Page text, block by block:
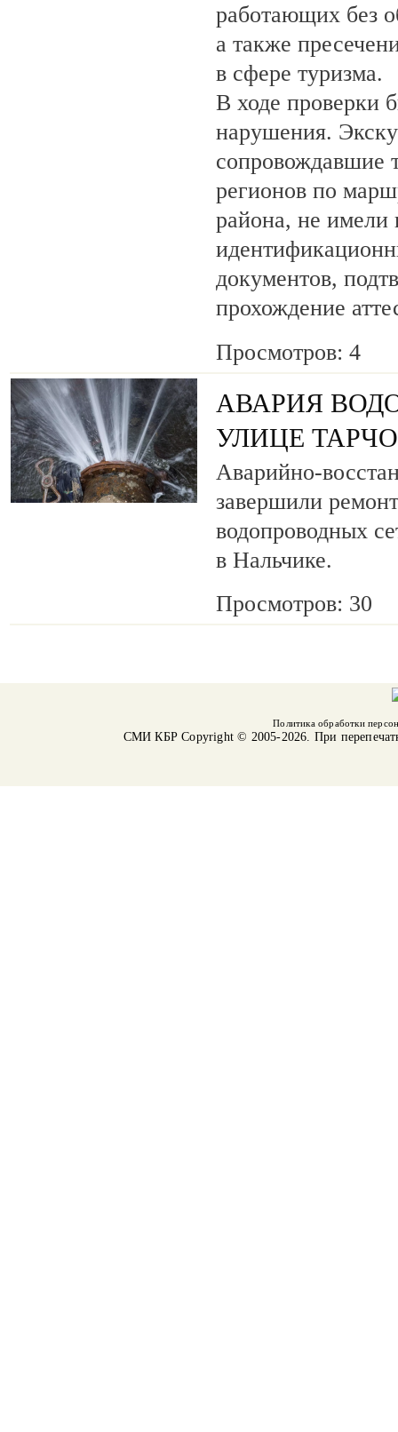
работающих без
а также
в сфере туризма.
В ходе проверки
нарушения.
сопровождавшие
регионов по
района, не имели
документов,
прохождение
Просмотров: 4
АВАРИЯ
УЛИЦЕ
Аварийно-
завершили
водопроводных
в Нальчике.
Просмотров: 30
Политика обработки
СМИ КБРCopyright © 2005-2026. При